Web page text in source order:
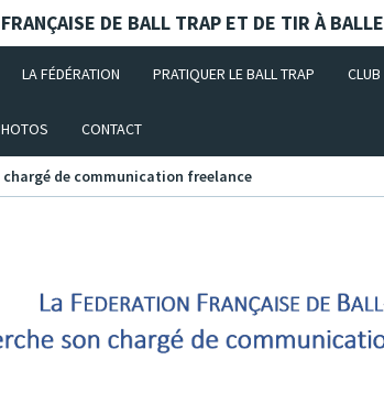
DE BALL TRAP ET DE TIR À BALLE
LA FÉDÉRATION PRATIQUER LE BALL TRAP CLUB
CONTACT
chargé de communication freelance